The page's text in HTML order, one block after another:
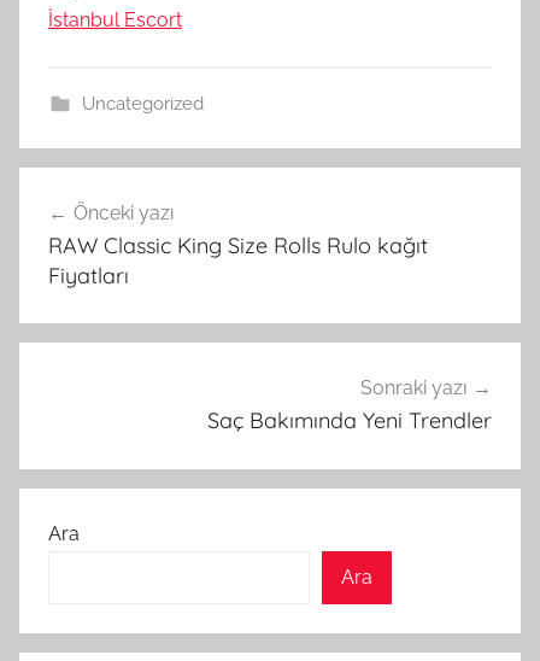
İstanbul Escort
Uncategorized
gezinmesi
Önceki yazı
RAW Classic King Size Rolls Rulo kağıt
Fiyatları
Sonraki yazı
Saç Bakımında Yeni Trendler
Ara
Ara